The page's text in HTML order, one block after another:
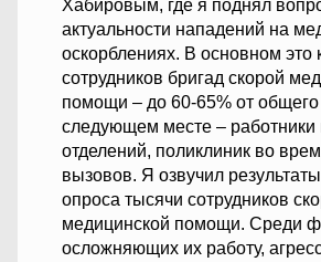
Хабировым, где я поднял
актуальности нападений на
оскорблениях. В основном это
сотрудников бригад скорой
помощи – до 60-65% от общего
следующем месте –
отделений, поликлиник во
вызовов. Я озвучил
опроса тысячи сотрудников
медицинской помощи. Среди
осложняющих их работу,